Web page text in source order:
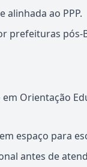
ao PPP.
prefeituras pós-
Orientação
espaço para
antes de